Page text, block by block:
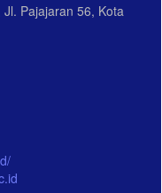
Pajajaran 56, Kota